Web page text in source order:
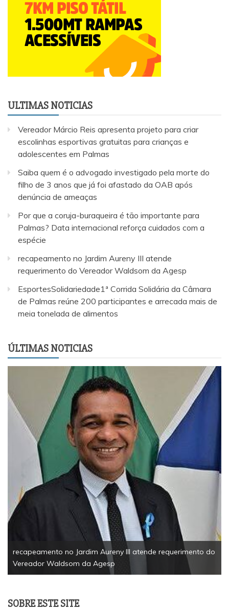
ULTIMAS NOTICIAS
Vereador Márcio Reis apresenta projeto para criar
escolinhas esportivas gratuitas para crianças e
adolescentes em Palmas
Saiba quem é o advogado investigado pela morte do
filho de 3 anos que já foi afastado da OAB após
denúncia de ameaças
Por que a coruja-buraqueira é tão importante para
Palmas? Data internacional reforça cuidados com a
espécie
recapeamento no Jardim Aureny III atende
requerimento do Vereador Waldsom da Agesp
EsportesSolidariedade1ª Corrida Solidária da Câmara
de Palmas reúne 200 participantes e arrecada mais de
meia tonelada de alimentos
ÚLTIMAS NOTICIAS
recapeamento no Jardim Aureny III atende requerimento do
Vereador Waldsom da Agesp
SOBRE ESTE SITE